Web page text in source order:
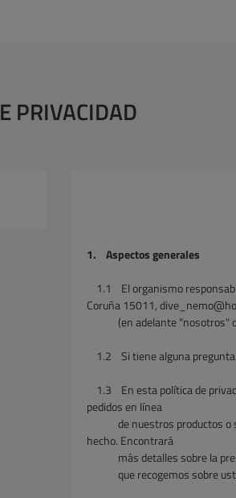
PRIVACIDAD
1. Aspectos generales
1.1
El organismo
Coruña 15011,
(en adelante "nosotros"
1.2
Si tiene alguna
1.3
En esta política de
pedidos en línea
de nuestros productos
hecho. Encontrará
más detalles sobre la
que recogemos sobre